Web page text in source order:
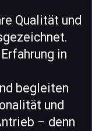
Qualität und
in
begleiten
und
– denn